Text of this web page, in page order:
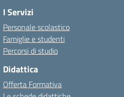
I Servizi
Personale scolastico
Famiglie e studenti
Percorsi di studio
Didattica
Offerta Formativa